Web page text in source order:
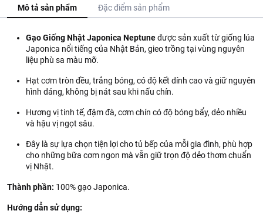
Mô tả sản phẩm Đặc điểm sản phẩm
Gạo Giống Nhật Japonica Neptuneđược sản xuất từ giống lúa
Japonica nổi tiếng của Nhật Bản, gieo trồng tại vùng nguyên
liệu phù sa màu mỡ.
Hạt cơm tròn đều, trắng bóng, có độ kết dính cao và giữ nguyên
hình dáng, không bị nát sau khi nấu chín.
Hương vị tinh tế, đậm đà, cơm chín có độ bóng bẩy, dẻo nhiều
và hậu vị ngọt sâu.
Đây là sự lựa chọn tiện lợi cho tủ bếp của mỗi gia đình, phù hợp
cho những bữa cơm ngon mà vẫn giữ trọn độ dẻo thơm chuẩn
vị Nhật.
Thành phần: 100% gạo Japonica.
Hướng dẫn sử dụng: